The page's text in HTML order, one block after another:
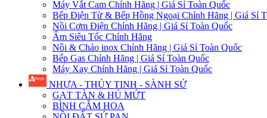
Máy Vắt Cam Chính Hãng | Giá Sỉ Toàn Quốc
Bếp Điện Từ & Bếp Hồng Ngoại Chính Hãng | Giá Sỉ
Nồi Cơm Điện Chính Hãng | Giá Sỉ Toàn Quốc
Ấm Siêu Tốc Chính Hãng
Nồi & Chảo inox Chính Hãng | Giá Sỉ Toàn Quốc
Bếp Gas Chính Hãng | Giá Sỉ Toàn Quốc
Máy Xay Chính Hãng | Giá Sỉ Toàn Quốc
NHỰA - THỦY TINH - SÀNH SỨ
GẠT TÀN & HỦ MỨT
BÌNH CẮM HOA